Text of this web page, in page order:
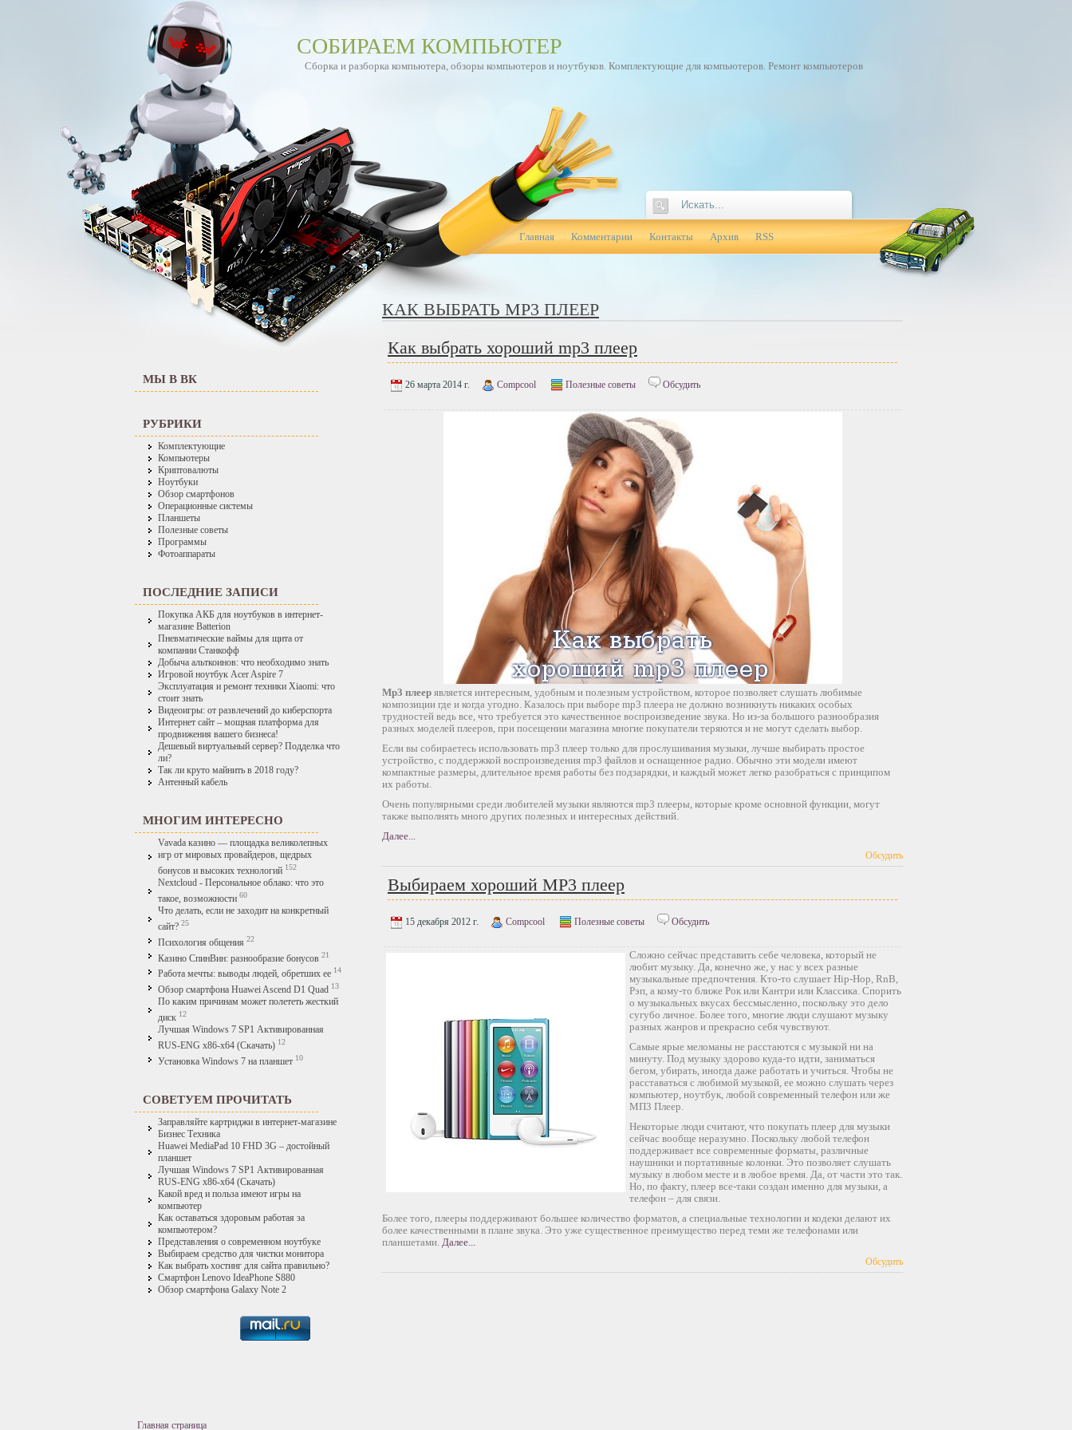
СОБИРАЕМ КОМПЬЮТЕР
Сборка и разборка компьютера, обзоры компьютеров и ноутбуков. Комплектующие для компьютеров. Ремонт компьютеров
Главная Комментарии Контакты Архив RSS
МЫ В ВК
РУБРИКИ
Комплектующие
Компьютеры
Криптовалюты
Ноутбуки
Обзор смартфонов
Операционные системы
Планшеты
Полезные советы
Программы
Фотоаппараты
ПОСЛЕДНИЕ ЗАПИСИ
Покупка АКБ для ноутбуков в интернет-
магазине Batterion
Пневматические ваймы для щита от
компании Станкофф
Добыча альткоинов: что необходимо знать
Игровой ноутбук Acer Aspire 7
Эксплуатация и ремонт техники Xiaomi: что
стоит знать
Видеоигры: от развлечений до киберспорта
Интернет сайт – мощная платформа для
продвижения вашего бизнеса!
Дешевый виртуальный сервер? Подделка что
ли?
Так ли круто майнить в 2018 году?
Антенный кабель
МНОГИМ ИНТЕРЕСНО
Vavada казино — площадка великолепных
игр от мировых провайдеров, щедрых
бонусов и высоких технологий 152
Nextcloud - Персональное облако: что это
такое, возможности 60
Что делать, если не заходит на конкретный
сайт? 25
Психология общения 22
Казино СпинВин: разнообразие бонусов 21
Работа мечты: выводы людей, обретших ее 14
Обзор смартфона Huawei Ascend D1 Quad 13
По каким причинам может полететь жесткий
диск 12
Лучшая Windows 7 SP1 Активированная
RUS-ENG x86-x64 (Скачать) 12
Установка Windows 7 на планшет 10
СОВЕТУЕМ ПРОЧИТАТЬ
Заправляйте картриджи в интернет-магазине
Бизнес Техника
Huawei MediaPad 10 FHD 3G – достойный
планшет
Лучшая Windows 7 SP1 Активированная
RUS-ENG x86-x64 (Скачать)
Какой вред и польза имеют игры на
компьютер
Как оставаться здоровым работая за
компьютером?
Представления о современном ноутбуке
Выбираем средство для чистки монитора
Как выбрать хостинг для сайта правильно?
Смартфон Lenovo IdeaPhone S880
Обзор смартфона Galaxy Note 2
КАК ВЫБРАТЬ MP3 ПЛЕЕР
Как выбрать хороший mp3 плеер
26 марта 2014 г. Compcool Полезные советы Обсудить
Mp3 плеер является интересным, удобным и полезным устройством, которое позволяет слушать любимые
композиции где и когда угодно. Казалось при выборе mp3 плеера не должно возникнуть никаких особых
трудностей ведь все, что требуется это качественное воспроизведение звука. Но из-за большого разнообразия
разных моделей плееров, при посещении магазина многие покупатели теряются и не могут сделать выбор.
Если вы собираетесь использовать mp3 плеер только для прослушивания музыки, лучше выбирать простое
устройство, с поддержкой воспроизведения mp3 файлов и оснащенное радио. Обычно эти модели имеют
компактные размеры, длительное время работы без подзарядки, и каждый может легко разобраться с принципом
их работы.
Очень популярными среди любителей музыки являются mp3 плееры, которые кроме основной функции, могут
также выполнять много других полезных и интересных действий.
Далее...
Обсудить
Выбираем хороший MP3 плеер
15 декабря 2012 г. Compcool Полезные советы Обсудить
Сложно сейчас представить себе человека, который не
любит музыку. Да, конечно же, у нас у всех разные
музыкальные предпочтения. Кто-то слушает Hip-Hop, RnB,
Рэп, а кому-то ближе Рок или Кантри или Классика. Спорить
о музыкальных вкусах бессмысленно, поскольку это дело
сугубо личное. Более того, многие люди слушают музыку
разных жанров и прекрасно себя чувствуют.
Самые ярые меломаны не расстаются с музыкой ни на
минуту. Под музыку здорово куда-то идти, заниматься
бегом, убирать, иногда даже работать и учиться. Чтобы не
расставаться с любимой музыкой, ее можно слушать через
компьютер, ноутбук, любой современный телефон или же
МП3 Плеер.
Некоторые люди считают, что покупать плеер для музыки
сейчас вообще неразумно. Поскольку любой телефон
поддерживает все современные форматы, различные
наушники и портативные колонки. Это позволяет слушать
музыку в любом месте и в любое время. Да, от части это так.
Но, по факту, плеер все-таки создан именно для музыки, а
телефон – для связи.
Более того, плееры поддерживают большее количество форматов, а специальные технологии и кодеки делают их
более качественными в плане звука. Это уже существенное преимущество перед теми же телефонами или
планшетами. Далее...
Обсудить
Главная страница